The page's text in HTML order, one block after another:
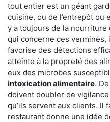
tout entier est un géant
cuisine, ou de l’entrepôt ou
y a toujours de la nourriture
qui concerne ces
favorise des détections
atteinte à la propreté des
eux des microbes
intoxication alimentaire.
doivent doubler de
qu’ils servent aux clients. Il
restaurant donne une idée